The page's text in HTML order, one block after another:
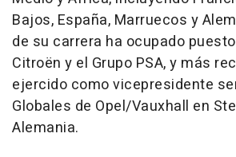
Bajos, España, Marruecos y
de su carrera ha ocupado
Citroën y el Grupo PSA, y más
ejercido como vicepresidente
Globales de Opel/Vauxhall en
Alemania.